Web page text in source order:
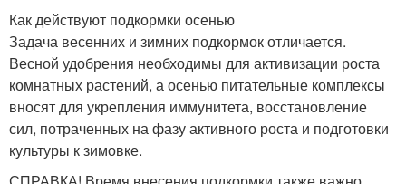
Как действуют подкормки осенью
Задача весенних и зимних подкормок отличается.
Весной удобрения необходимы для активизации роста
комнатных растений, а осенью питательные комплексы
вносят для укрепления иммунитета, восстановление
сил, потраченных на фазу активного роста и подготовки
культуры к зимовке.